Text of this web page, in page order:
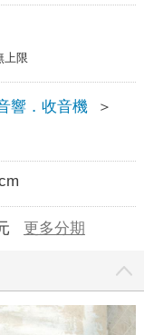
上限
響．收音機
＞
更多分期